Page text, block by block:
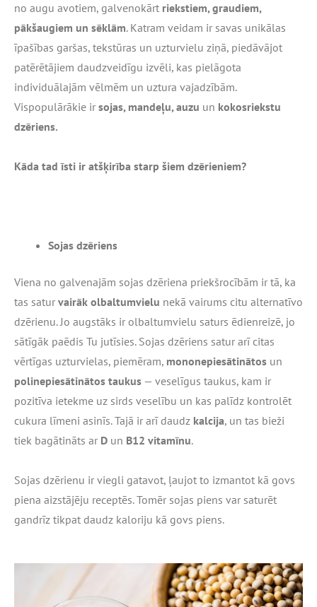
no augu avotiem, galvenokārt riekstiem, graudiem,
pākšaugiem un sēklām. Katram veidam ir savas unikālas
īpašības garšas, tekstūras un uzturvielu ziņā, piedāvājot
patērētājiem daudzveidīgu izvēli, kas pielāgota
individuālajām vēlmēm un uztura vajadzībām.
Vispopulārākie ir sojas, mandeļu, auzu un kokosriekstu
dzēriens.
Kāda tad īsti ir atšķirība starp šiem dzērieniem?
Sojas dzēriens
Viena no galvenajām sojas dzēriena priekšrocībām ir tā, ka
tas satur vairāk olbaltumvielu nekā vairums citu alternatīvo
dzērienu. Jo augstāks ir olbaltumvielu saturs ēdienreizē, jo
sātīgāk paēdis Tu jutīsies. Sojas dzēriens satur arī citas
vērtīgas uzturvielas, piemēram, mononepiesātinātos un
polinepiesātinātos taukus — veselīgus taukus, kam ir
pozitīva ietekme uz sirds veselību un kas palīdz kontrolēt
cukura līmeni asinīs. Tajā ir arī daudz kalcija, un tas bieži
tiek bagātināts ar D un B12 vitamīnu.
Sojas dzērienu ir viegli gatavot, ļaujot to izmantot kā govs
piena aizstājēju receptēs. Tomēr sojas piens var saturēt
gandrīz tikpat daudz kaloriju kā govs piens.